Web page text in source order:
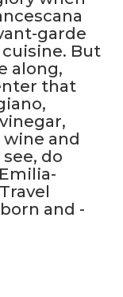
garde
But
along,
that
and
do
and -